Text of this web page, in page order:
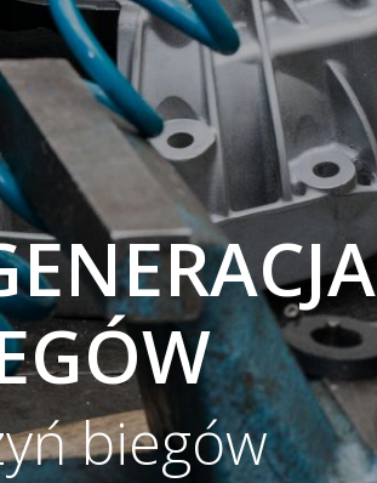
biegów